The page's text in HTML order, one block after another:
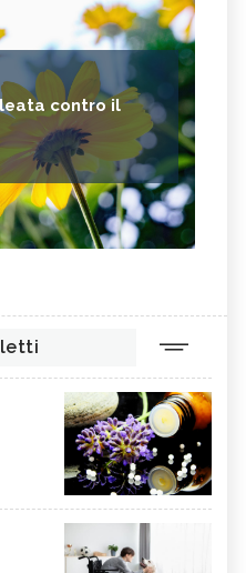
contro il
letti